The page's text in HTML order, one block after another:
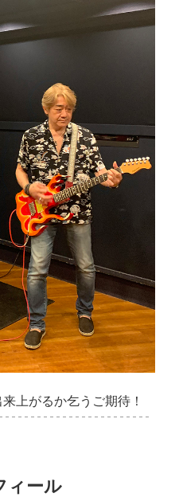
上がるか乞うご期待！
ィール